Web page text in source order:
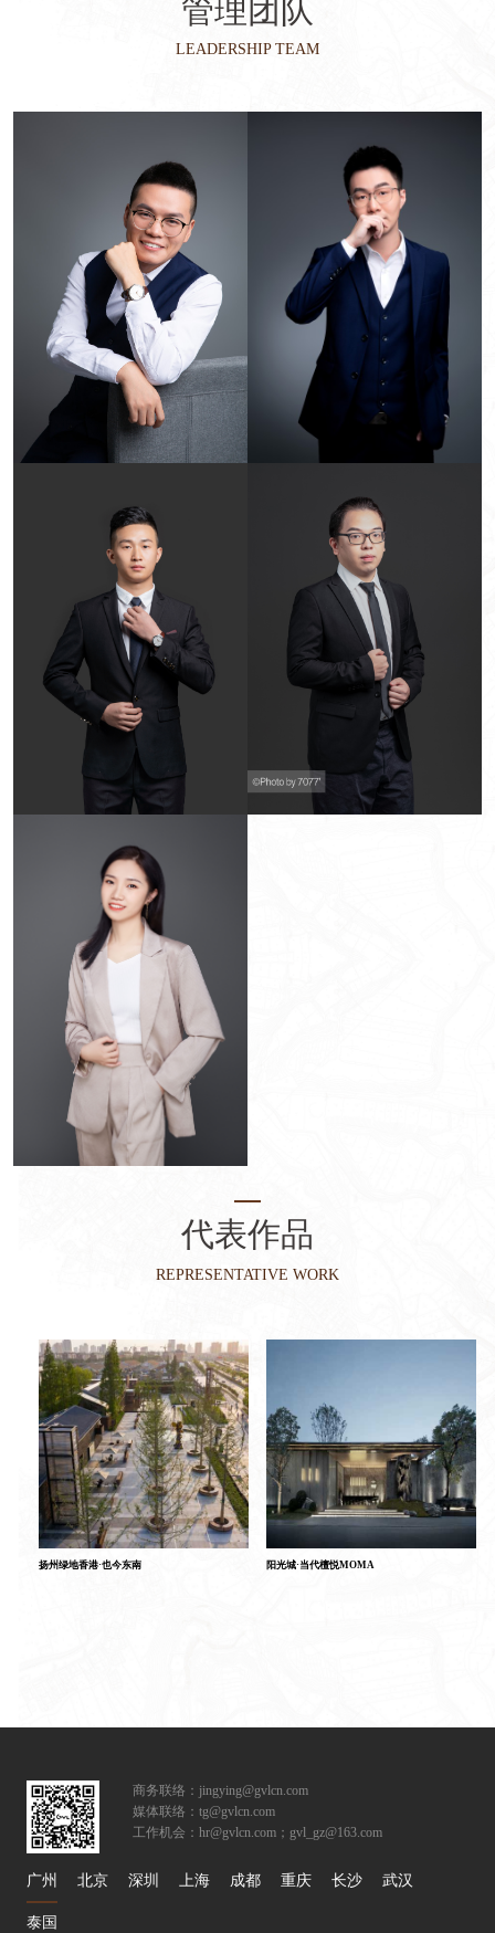
管理团队
LEADERSHIP TEAM
代表作品
REPRESENTATIVE WORK
扬州绿地香港·也今东南 阳光城·当代檀悦MOMA
商务联络：jingying@gvlcn.com
媒体联络：tg@gvlcn.com
工作机会：hr@gvlcn.com；gvl_gz@163.com
广州 北京 深圳 上海 成都 重庆 长沙 武汉
泰国